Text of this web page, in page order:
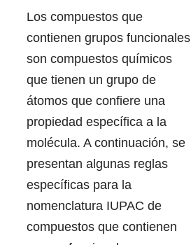
Los compuestos que
contienen grupos funcionales
son compuestos químicos
que tienen un grupo de
átomos que confiere una
propiedad específica a la
molécula. A continuación, se
presentan algunas reglas
específicas para la
nomenclatura IUPAC de
compuestos que contienen